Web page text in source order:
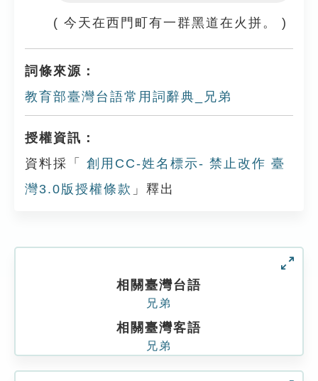
( 今天在西門町有一群黑道在火拼。 )
詞條來源：
教育部臺灣台語常用詞辭典_兄弟
授權資訊：
資料採「
創用CC-姓名標示- 禁止改作 臺
灣3.0版授權條款 」釋出
相關臺灣台語
兄弟
相關臺灣客語
兄弟